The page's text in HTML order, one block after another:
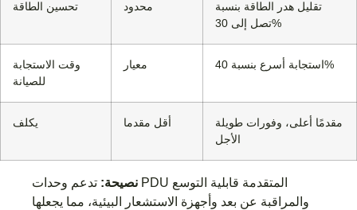
تحسين الطاقة محدود
تقليل هدر الطاقة بنسبة
تصل إلى 30%
وقت الاستجابة
للصيانة
معيار استجابة أسرع بنسبة 40%
يكلف أقل مقدما
مقدمًا أعلى، وفورات طويلة
الأجل
نصيحة: تدعم وحدات PDU المتقدمة قابلية التوسع
والمراقبة عن بعد وأجهزة الاستشعار البيئية، مما يجعلها